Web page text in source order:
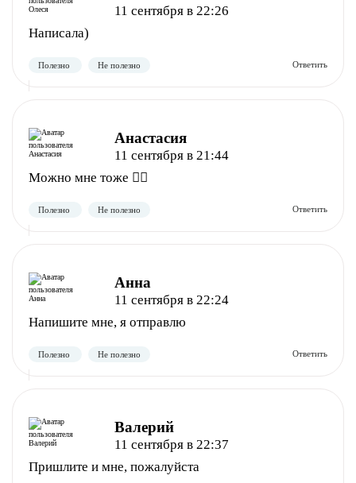
Полезно Не полезно
11 сентября в 22:26
Написала)
Анастасия
11 сентября в 21:44
Можно мне тоже 👌🏻
Анна
11 сентября в 22:24
Напишите мне, я отправлю
Валерий
11 сентября в 22:37
Пришлите и мне, пожалуйста